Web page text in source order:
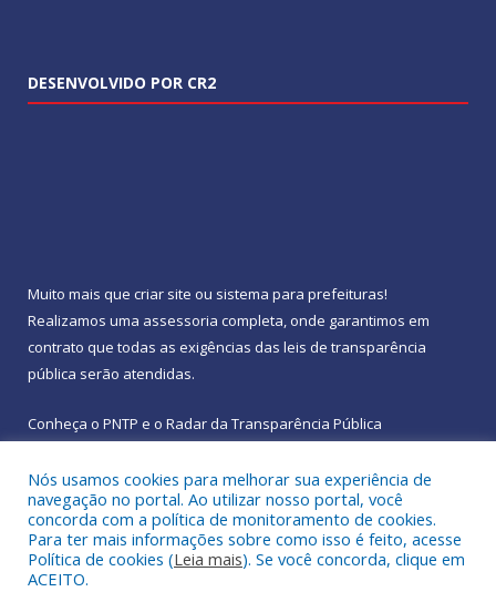
DESENVOLVIDO POR CR2
Muito mais que criar site ou sistema para prefeituras!
Realizamos uma assessoria completa, onde garantimos em
contrato que todas as exigências das leis de transparência
pública serão atendidas.
Conheça o PNTP e o Radar da Transparência Pública
Todos os direitos reservados a Prefeitura Municipal de
Rebouças.
Nós usamos cookies para melhorar sua experiência de
navegação no portal. Ao utilizar nosso portal, você
concorda com a política de monitoramento de cookies.
Para ter mais informações sobre como isso é feito, acesse
Política de cookies (Leia mais). Se você concorda, clique em
ACEITO.